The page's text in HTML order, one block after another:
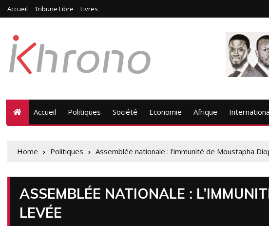
Accueil Tribune Libre Livres
Accueil Politiques Société Economie Afrique
Home Politiques Assemblée nationale : l’immunité de Moustapha
ASSEMBLÉE NATIONALE :
LEVÉE